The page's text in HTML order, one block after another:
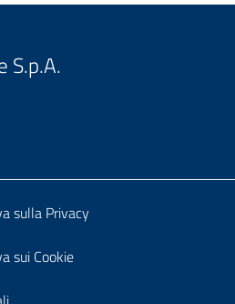
S.p.A.
sulla Privacy
sui Cookie